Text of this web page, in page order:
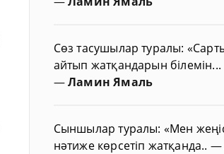
Сөз тасушылар туралы:
айтып жатқандарын білемін...
—Ламин Ямаль
Сыншылар туралы: «Мен
нәтиже көрсетіп жатқанда..